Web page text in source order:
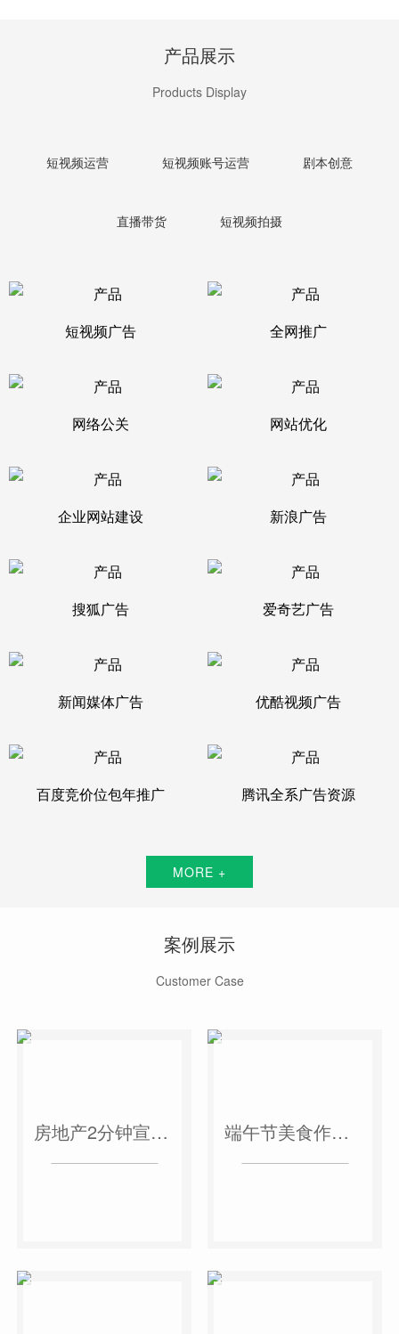
产品展示
Products Display
短视频运营 短视频账号运营 剧本创意
直播带货 短视频拍摄
短视频广告 全网推广
网络公关 网站优化
企业网站建设 新浪广告
搜狐广告 爱奇艺广告
新闻媒体广告 优酷视频广告
百度竞价位包年推广 腾讯全系广告资源
MORE +
案例展示
Customer Case
房地产2分钟宣传片 端午节美食作品短视频案例